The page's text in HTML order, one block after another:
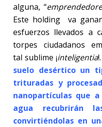
alguna, “
Este holding va
esfuerzos llevados a
torpes ciudadanos
tal sublime ¡inteligentia!.
suelo desértico un
trituradas y
nanopartículas que
agua recubrirán
convirtiéndolas en